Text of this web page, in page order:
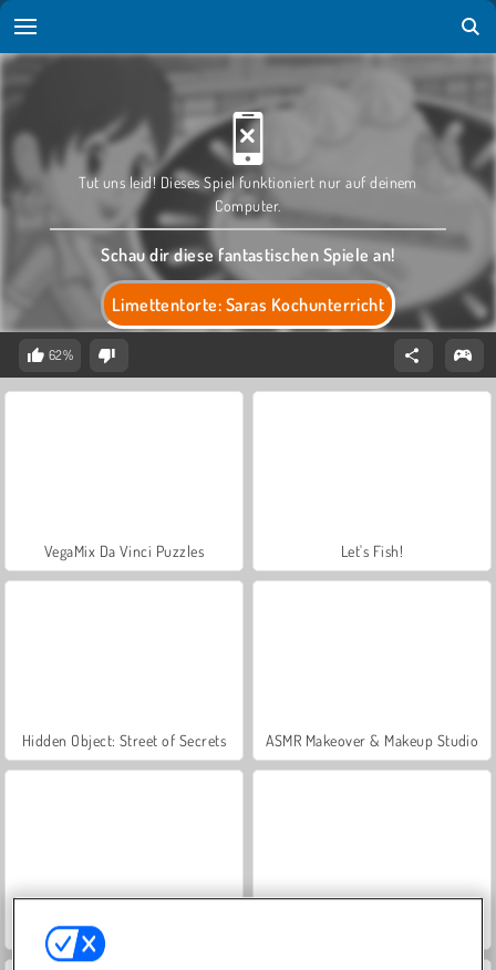
Limettentorte: Saras Kochunterricht
Tut uns leid! Dieses Spiel funktioniert nur auf deinem
Computer.
Schau dir diese fantastischen Spiele an!
62%
VegaMix Da Vinci Puzzles Let's Fish!
Hidden Object: Street of Secrets ASMR Makeover & Makeup Studio
World War 2 Shooter